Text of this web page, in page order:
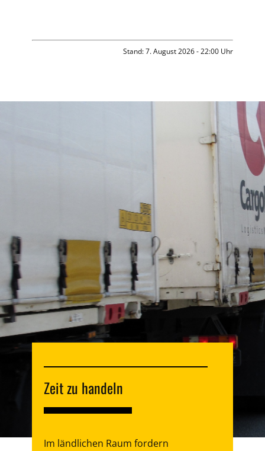
Stand: 7. August 2026 - 22:00 Uhr
Zeit zu handeln
Im ländlichen Raum fordern